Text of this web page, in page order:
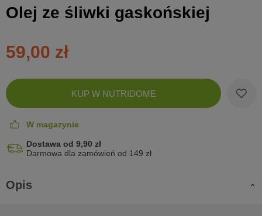
Olej ze śliwki gaskońskiej
59,00 zł
Zobacz
koszyk
KUP W NUTRIDOME
W magazynie
Dostawa od 9,90 zł
Darmowa dla zamówień od 149 zł
Opis